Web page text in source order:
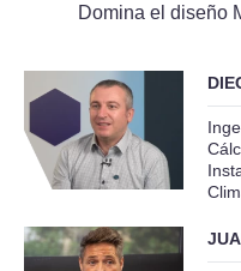
Domina el diseño